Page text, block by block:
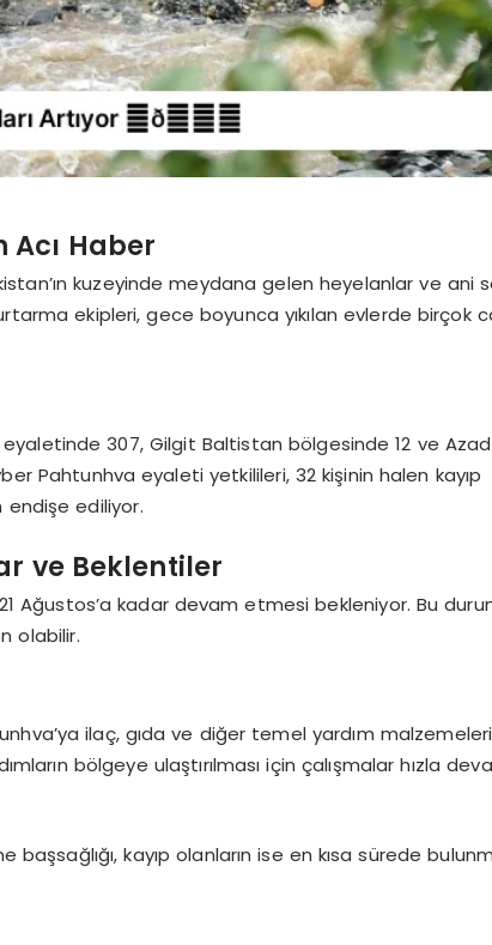
Haber
kuzeyinde meydana gelen heyelanlar ve ani
ekipleri, gece boyunca yıkılan evlerde birçok
307, Gilgit Baltistan bölgesinde 12 ve Azad
Pahtunhva eyaleti yetkilileri, 32 kişinin halen kayıp
endişe ediliyor.
ve Beklentiler
Ağustos’a kadar devam etmesi bekleniyor. Bu
olabilir.
ilaç, gıda ve diğer temel yardım
bölgeye ulaştırılması için çalışmalar hızla
kayıp olanların ise en kısa sürede